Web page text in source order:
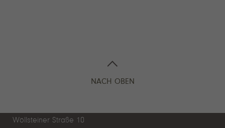
NACH OBEN
Wöllsteiner Straße 10